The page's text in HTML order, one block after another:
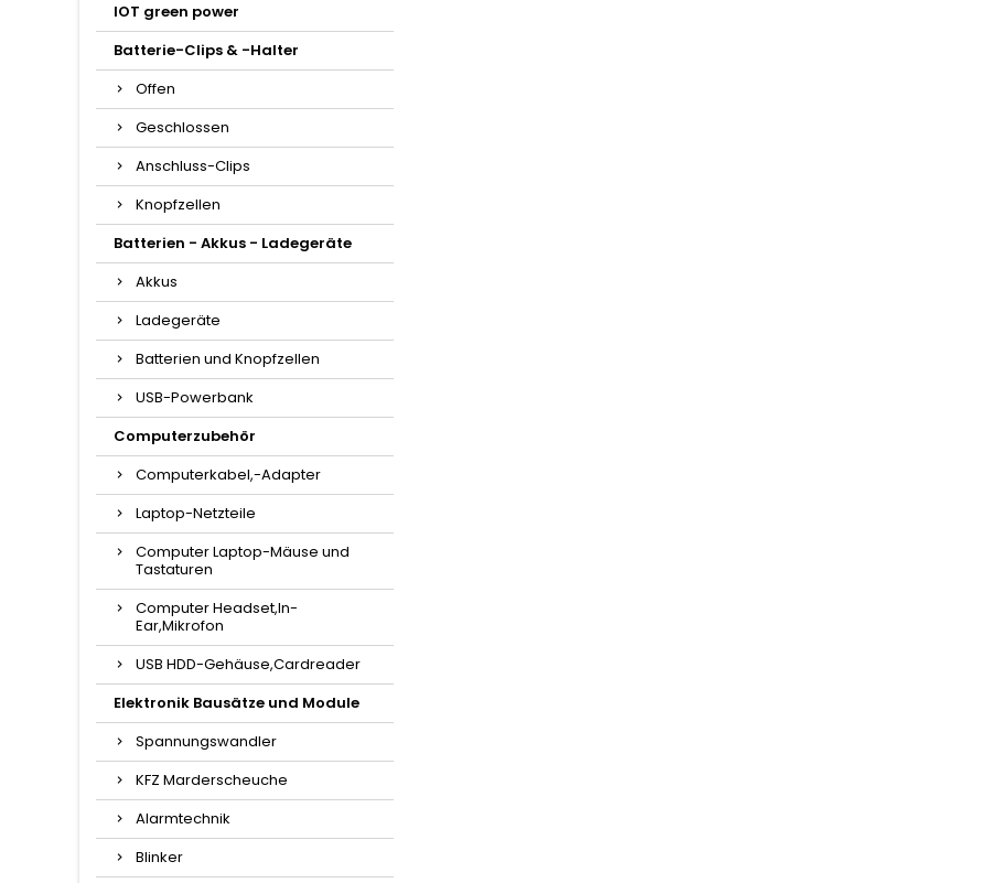
IOT green power
Batterie-Clips & -Halter
Offen
Geschlossen
Anschluss-Clips
Knopfzellen
Batterien - Akkus - Ladegeräte
Akkus
Ladegeräte
Batterien und Knopfzellen
USB-Powerbank
Computerzubehör
Computerkabel,-Adapter
Laptop-Netzteile
Computer Laptop-Mäuse und
Tastaturen
Computer Headset,In-
Ear,Mikrofon
USB HDD-Gehäuse,Cardreader
Elektronik Bausätze und Module
Spannungswandler
KFZ Marderscheuche
Alarmtechnik
Blinker